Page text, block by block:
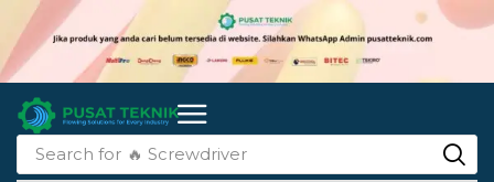
Search for 🔥 Screwdriver